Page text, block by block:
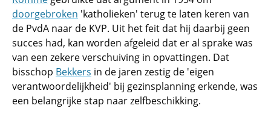
doorgebroken 'katholieken' terug te laten keren van
de PvdA naar de KVP. Uit het feit dat hij daarbij geen
succes had, kan worden afgeleid dat er al sprake was
van een zekere verschuiving in opvattingen. Dat
bisschop Bekkers in de jaren zestig de 'eigen
verantwoordelijkheid' bij gezinsplanning erkende, was
een belangrijke stap naar zelfbeschikking.